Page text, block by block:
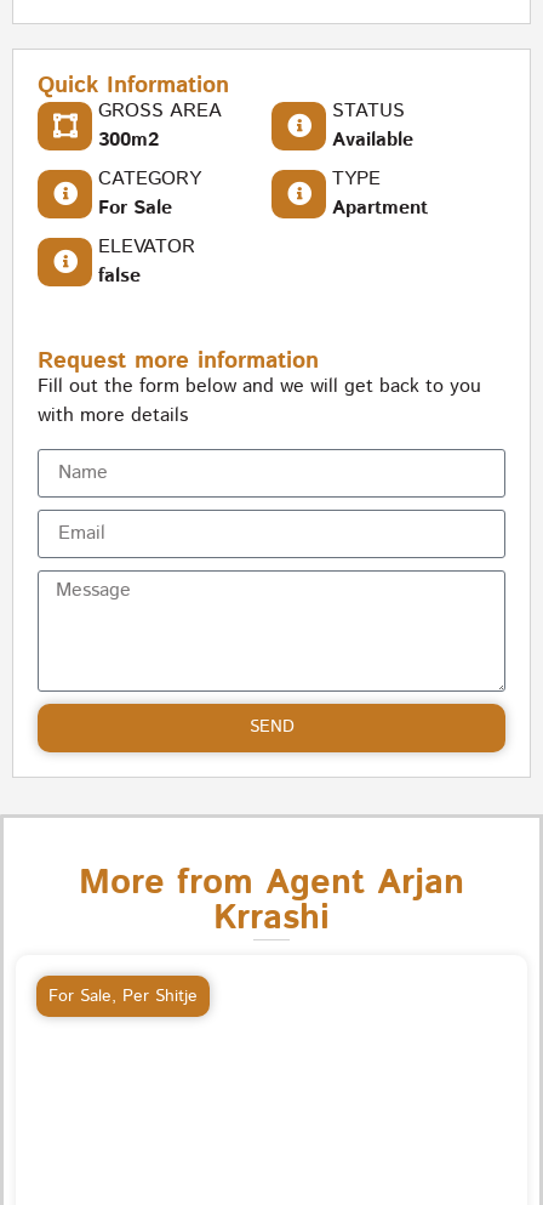
Quick Information
GROSS AREA
300m2
STATUS
Available
CATEGORY
For Sale
TYPE
Apartment
ELEVATOR
false
Request more information
Fill out the form below and we will get back to you
with more details
SEND
More from Agent Arjan
Krrashi
For Sale, Per Shitje